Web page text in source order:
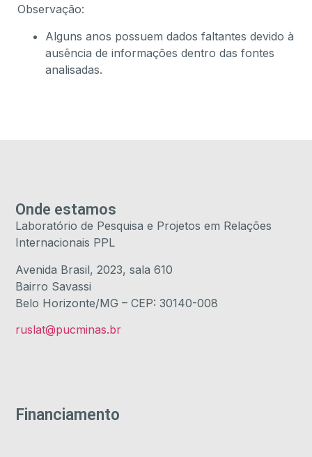
Observação:
Alguns anos possuem dados faltantes devido à
ausência de informações dentro das fontes
analisadas.
Financiamento
Onde estamos
Laboratório de Pesquisa e Projetos em Relações
Internacionais PPL
Avenida Brasil, 2023, sala 610
Bairro Savassi
Belo Horizonte/MG – CEP: 30140-008
ruslat@pucminas.br